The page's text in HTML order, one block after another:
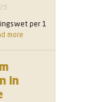
per 1
more
in